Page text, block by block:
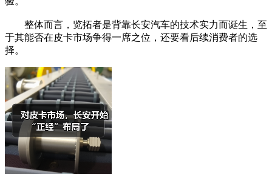
整体而言，览拓者是背靠长安汽车的技术实力而诞生，至
于其能否在皮卡市场争得一席之位，还要看后续消费者的选
择。